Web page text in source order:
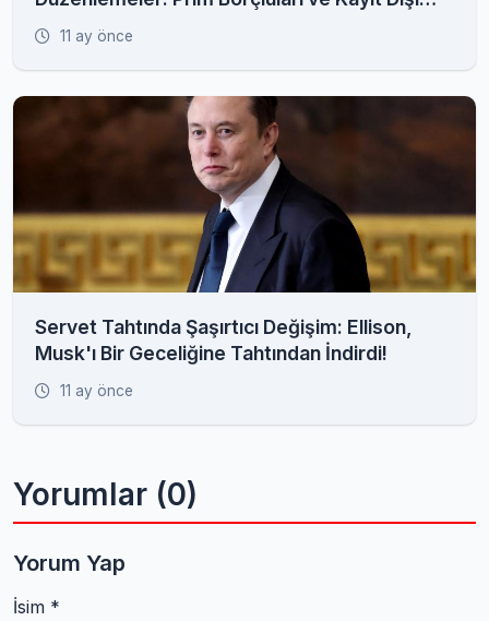
İstihdam Radarda
11 ay önce
Servet Tahtında Şaşırtıcı Değişim: Ellison,
Musk'ı Bir Geceliğine Tahtından İndirdi!
11 ay önce
Yorumlar (0)
Yorum Yap
İsim *